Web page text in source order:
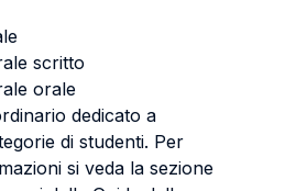
scritto
orale
dedicato a
di studenti. Per
si veda la sezione